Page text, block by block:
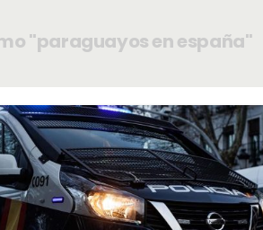
"paraguayos en españa"